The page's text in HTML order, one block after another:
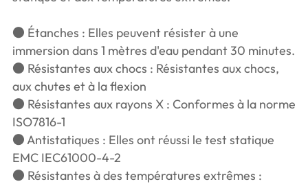
● Étanches : Elles peuvent résister à une
immersion dans 1 mètres d'eau pendant 30 minutes.
● Résistantes aux chocs : Résistantes aux chocs,
aux chutes et à la flexion
● Résistantes aux rayons X : Conformes à la norme
ISO7816-1
● Antistatiques : Elles ont réussi le test statique
EMC IEC61000-4-2
● Résistantes à des températures extrêmes :